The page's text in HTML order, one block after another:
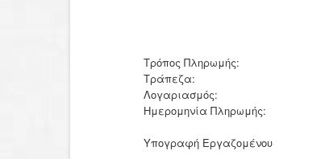
Τρόπος Πληρωμής:
Τράπεζα:
Λογαριασμός:
Ημερομηνία Πληρωμής:
Υπογραφή Εργαζομένου